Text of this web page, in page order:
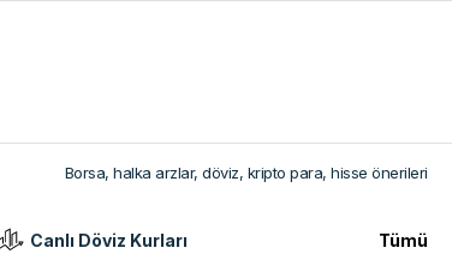
Borsa, halka arzlar, döviz, kripto para, hisse önerileri
Canlı Döviz Kurları Tümü